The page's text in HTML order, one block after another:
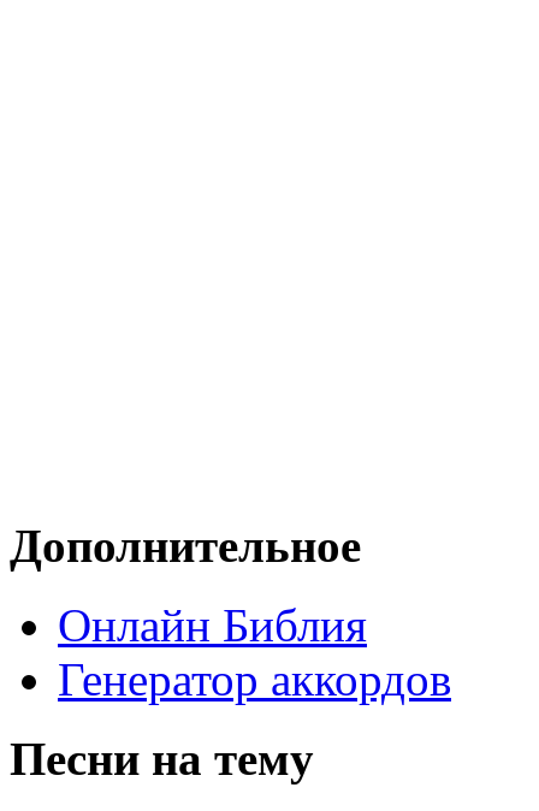
Дополнительное
Онлайн Библия
Генератор аккордов
Песни на тему